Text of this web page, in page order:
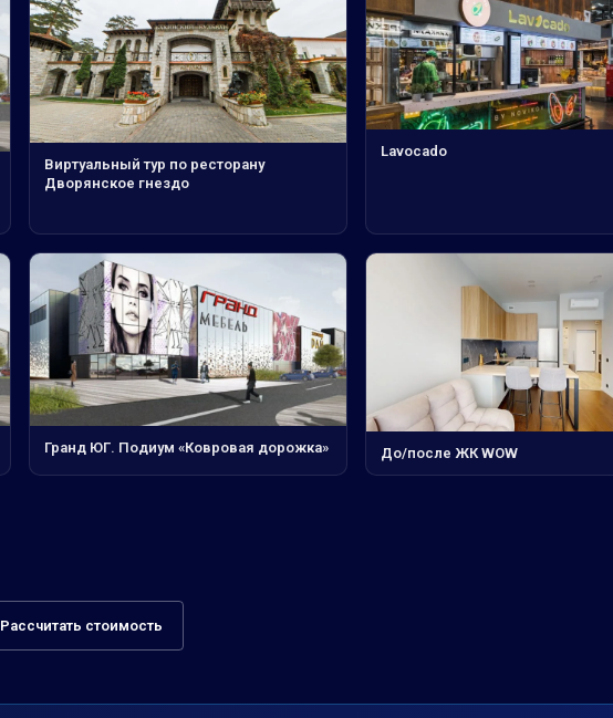
Виртуальный тур по ресторану
Дворянское гнездо
Lavocado
Гранд ЮГ. Подиум «Ковровая дорожка» До/после ЖК WOW
Рассчитать стоимость